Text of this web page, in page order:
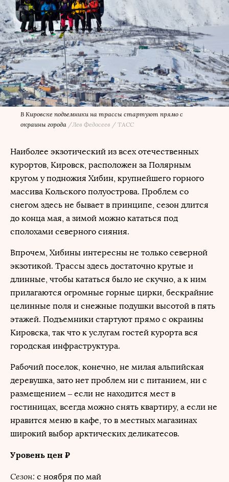
В Кировске подъемники на трассы стартуют прямо с
окраины города /Лев Федосеев / ТАСС
Наиболее экзотический из всех отечественных
курортов, Кировск, расположен за Полярным
кругом у подножия Хибин, крупнейшего горного
массива Кольского полуострова. Проблем со
снегом здесь не бывает в принципе, сезон длится
до конца мая, а зимой можно кататься под
сполохами северного сияния.
Впрочем, Хибины интересны не только северной
экзотикой. Трассы здесь достаточно крутые и
длинные, чтобы кататься было не скучно, а к ним
прилагаются огромные горные цирки, бескрайние
целинные поля и снежные подушки высотой в пять
этажей. Подъемники стартуют прямо с окраины
Кировска, так что к услугам гостей курорта вся
городская инфраструктура.
Рабочий поселок, конечно, не милая альпийская
деревушка, зато нет проблем ни с питанием, ни с
размещением – если не находится мест в
гостиницах, всегда можно снять квартиру, а если не
нравится меню в кафе, то в местных магазинах
широкий выбор арктических деликатесов.
Уровень цен ₽
Сезон: с ноября по май